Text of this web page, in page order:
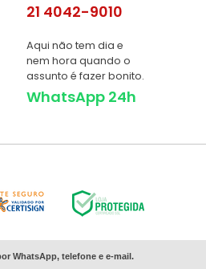
21 4042-9010
Aqui não tem dia e
nem hora quando o
assunto é fazer bonito.
WhatsApp 24h
WhatsApp, telefone e e-mail.